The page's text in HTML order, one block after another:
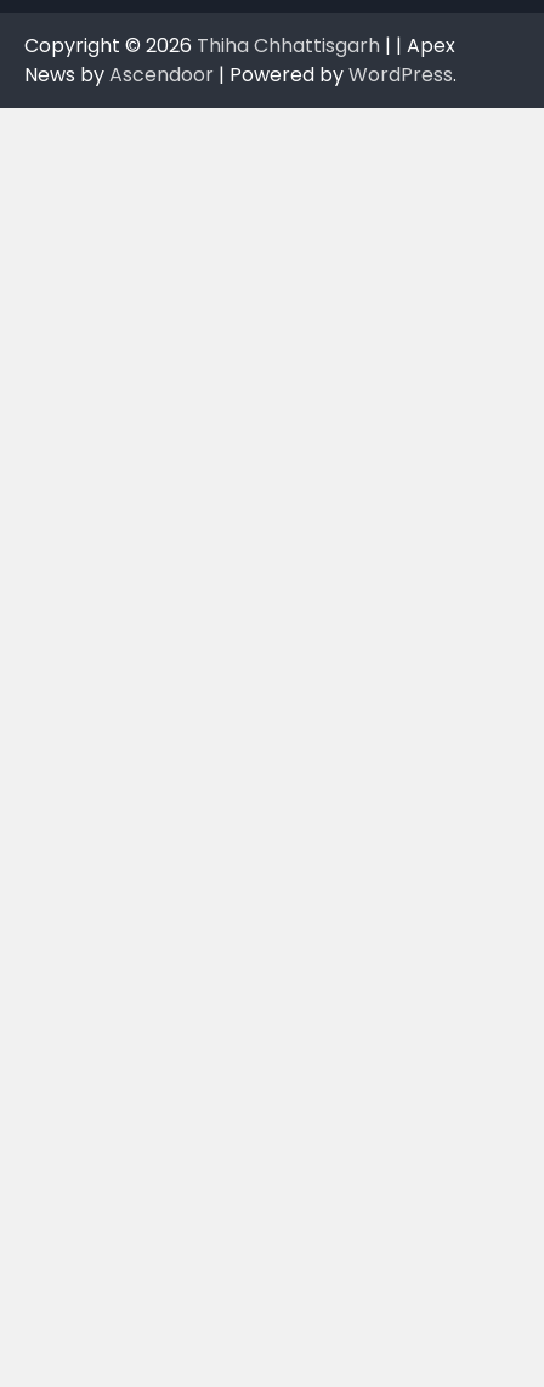
Copyright © 2026 Thiha Chhattisgarh | | Apex
News byAscendoor | Powered byWordPress.